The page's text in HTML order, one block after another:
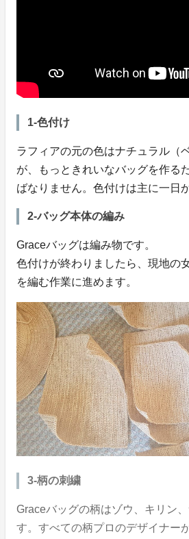
1‐色付け
ラフィアの元の色はナチュラル（
が、もっときれいなバッグを作る
ばなりません。色付けは主に一日
2‐バッグ本体の編み
Graceバッグは編み物です。
色付けが終わりましたら、現地の
を編む作業に進めます。
3‐柄の刺繍
Graceバッグの柄はゾウ、キリン
す。すべての柄プロのデザイナー